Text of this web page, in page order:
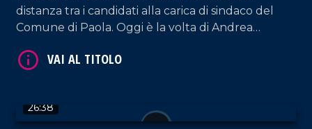
distanza tra i candidati alla carica di sindaco del
Comune di Paola. Oggi è la volta di Andrea
politica di servizio per conquistare il principale
26:38